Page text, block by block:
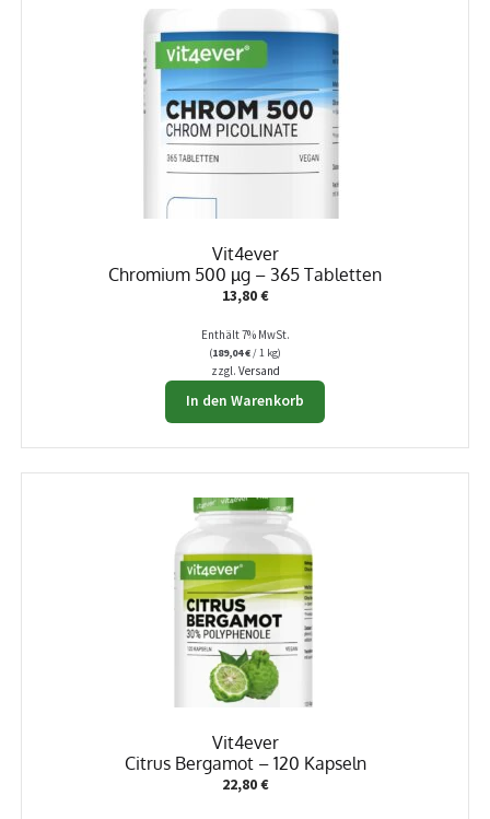
Vit4ever
Chromium 500 µg – 365 Tabletten
13,80€
Enthält 7% MwSt.
(189,04€/ 1 kg)
zzgl. Versand
In den Warenkorb
Vit4ever
Citrus Bergamot – 120 Kapseln
22,80€